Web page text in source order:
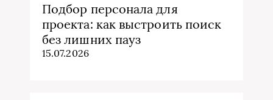
Подбор персонала для
проекта: как выстроить поиск
без лишних пауз
15.07.2026